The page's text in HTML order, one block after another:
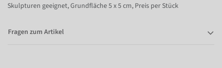
Skulpturen geeignet, Grundfläche 5 x 5 cm, Preis per Stück
Fragen zum Artikel